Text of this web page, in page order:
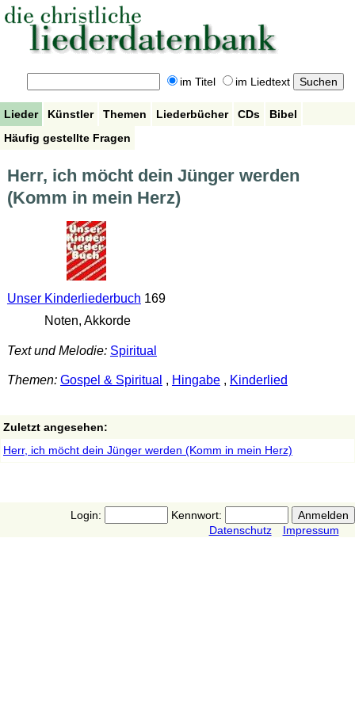
im Titel im Liedtext
Lieder Künstler Themen Liederbücher CDs
Bibel
Häufig gestellte Fragen
Herr, ich möcht dein Jünger werden
(Komm in mein Herz)
Unser Kinderliederbuch 169
Noten, Akkorde
Text und Melodie: Spiritual
Themen: Gospel & Spiritual , Hingabe, Kinderlied
Zuletzt angesehen:
Herr, ich möcht dein Jünger werden (Komm in mein Herz)
Login:
Kennwort:
Datenschutz
Impressum